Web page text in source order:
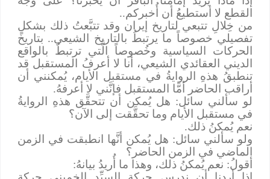
القطع لا أستطيعُ أن أُخبركم..
من خِلالِ تتبعي لتاريخ إيران وقد تتبَّعتُ ذلك بشكلٍ
تفصيلي خصوصاً ما يرتبطُ بالتاريخ الشيعي.. بتاريخ
الحركات السياسية وخُصوصاً الَّتي ترتبطُ بالواقع
الديني العقائدي الشيعي، أنا لا أعرفُ المستقبل قد
تنطبقُ هذهِ الروايةُ في مستقبل الأيام، يُمكنني أن
أراقب الحاضر أمَّا المستقبل فإنَّني لا أعرفهُ.
لو سألني سائل: هل يُمكن أن تتحقَّق هذهِ الروايةُ
في مستقبل الأيام وما تحقَّقت إلى الآن؟
نعم يُمكنُ ذلك.
ولو سألني سائل: هل يُمكن أنَّها انطبقت في الزمن
الماضي في الزمن الحاضر؟
أقولُ: نعم يُمكنُ ذلك، وهذا ما أُريدُ بيانهُ: